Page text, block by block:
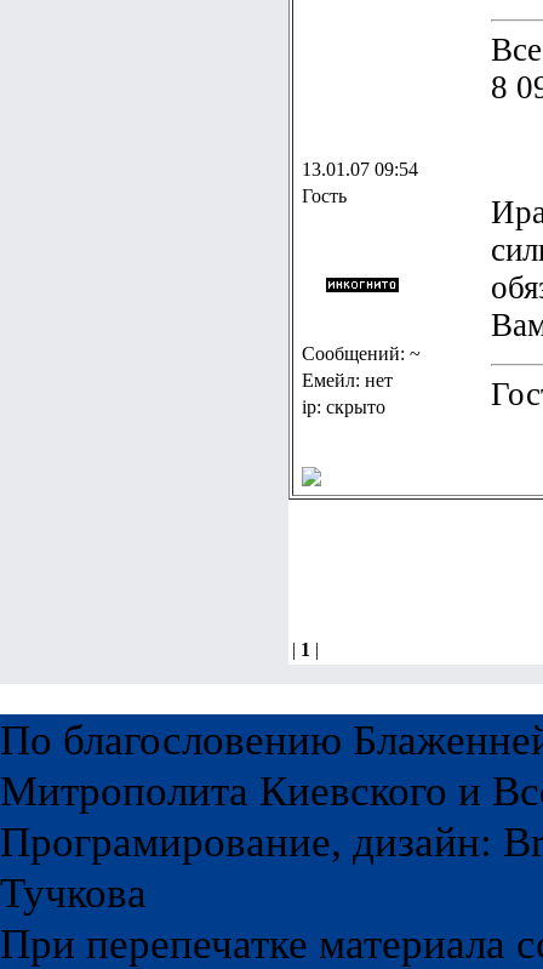
8
13.01.07 09:54
Гость
Сообщений: ~
Емейл: нет
ip: скрыто
| 1 |
По благословению
Митрополита Киевского и
Програмирование, дизайн:
Тучкова
При перепечатке материала